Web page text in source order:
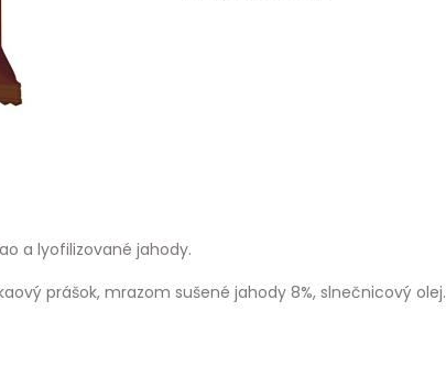
a lyofilizované jahody.
prášok, mrazom sušené jahody 8%, slnečnicový olej.